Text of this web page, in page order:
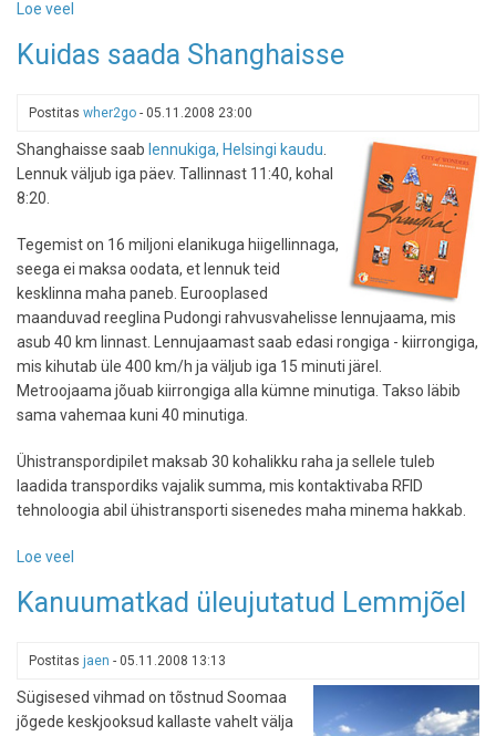
Loe veel
Gras
Kuidas saada Shanghaisse
Postitas wher2go - 05.11.2008 23:00
Shanghaisse saab lennukiga, Helsingi kaudu.
Lennuk väljub iga päev. Tallinnast 11:40, kohal
8:20.
Tegemist on 16 miljoni elanikuga hiigellinnaga,
seega ei maksa oodata, et lennuk teid
kesklinna maha paneb. Eurooplased
maanduvad reeglina Pudongi rahvusvahelisse lennujaama, mis
asub 40 km linnast. Lennujaamast saab edasi rongiga - kiirrongiga,
mis kihutab üle 400 km/h ja väljub iga 15 minuti järel.
Metroojaama jõuab kiirrongiga alla kümne minutiga. Takso läbib
sama vahemaa kuni 40 minutiga.
Ühistranspordipilet maksab 30 kohalikku raha ja sellele tuleb
laadida transpordiks vajalik summa, mis kontaktivaba RFID
tehnoloogia abil ühistransporti sisenedes maha minema hakkab.
Loe veel
saada
Kanuumatkad üleujutatud Lemmjõel
Postitas jaen - 05.11.2008 13:13
Sügisesed vihmad on tõstnud Soomaa
jõgede keskjooksud kallaste vahelt välja